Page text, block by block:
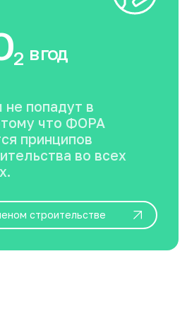
2 в год
не попадут в
что ФОРА
принципов
во всех
строительстве